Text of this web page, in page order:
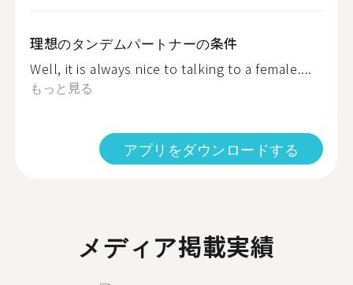
理想のタンデムパートナーの条件
Well, it is always nice to talking to a female....
もっと見る
アプリをダウンロードする
メディア掲載実績